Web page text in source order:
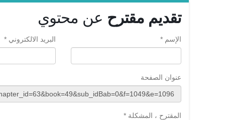
تقديم مقترح عن محتوي
الإسم * البريد الالكتروني *
عنوان الصفحة
المقترح ، المشكلة *